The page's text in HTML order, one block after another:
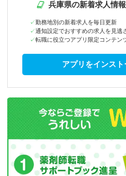
兵庫県の新着求人情
勤務地別の新着求人を毎日更新
通知設定でおすすめの求人を見逃
転職に役立つアプリ限定コンテン
アプリをインスト